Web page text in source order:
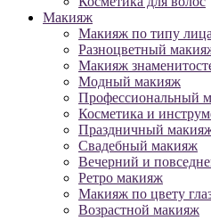
Макияж
Макияж по типу
Разноцветный
Макияж
Модный макияж
Профессиональный
Косметика и
Праздничный
Свадебный макияж
Вечерний и
Ретро макияж
Макияж по цвету
Возрастной макияж